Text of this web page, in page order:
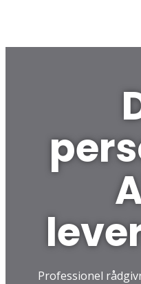
Professionel